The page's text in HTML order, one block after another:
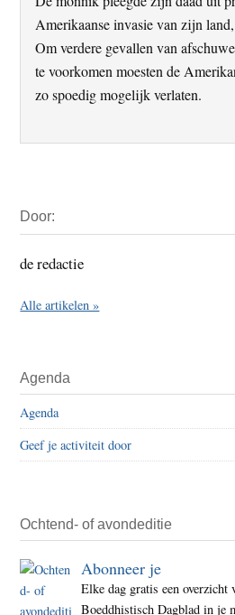
Amerikaanse invasie van zijn
Om verdere gevallen van
te voorkomen moesten de
zo spoedig mogelijk verlaten.
Sidebar
Door:
de redactie
Alle artikelen »
Agenda
Agenda
Geef je activiteit door
Ochtend- of avondeditie
Abonneer je
Elke dag gratis een overzicht
Boeddhistisch Dagblad in je